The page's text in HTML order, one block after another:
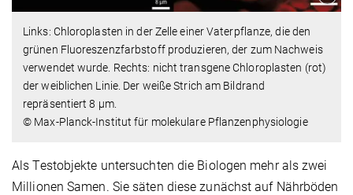
Links: Chloroplasten in der Zelle einer Vaterpflanze, die den
grünen Fluoreszenzfarbstoff produzieren, der zum Nachweis
verwendet wurde. Rechts: nicht transgene Chloroplasten (rot)
der weiblichen Linie. Der weiße Strich am Bildrand
repräsentiert 8 µm.
© Max-Planck-Institut für molekulare Pflanzenphysiologie
Als Testobjekte untersuchten die Biologen mehr als zwei
Millionen Samen. Sie säten diese zunächst auf Nährböden